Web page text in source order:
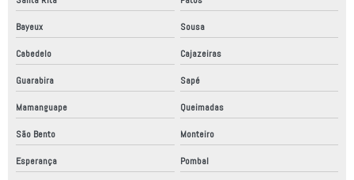
Bayeux Sousa
Cabedelo Cajazeiras
Guarabira Sapé
Mamanguape Queimadas
São Bento Monteiro
Esperança Pombal